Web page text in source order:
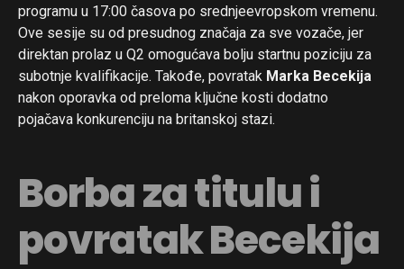
programu u 17:00 časova po srednjeevropskom vremenu.
Ove sesije su od presudnog značaja za sve vozače, jer
direktan prolaz u Q2 omogućava bolju startnu poziciju za
subotnje kvalifikacije. Takođe, povratak Marka Becekija
nakon oporavka od preloma ključne kosti dodatno
pojačava konkurenciju na britanskoj stazi.
Borba za titulu i
povratak Becekija